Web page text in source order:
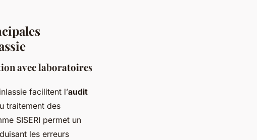
avec laboratoires
facilitent l’audit
traitement des
SISERI permet un
les erreurs